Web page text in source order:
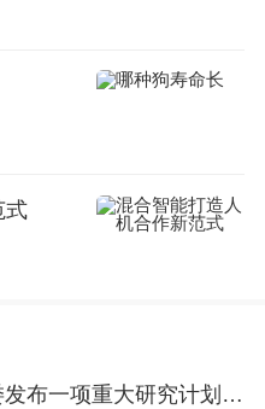
地方和单位政策出台前
一刀切”、“急转弯”，政
地方和单位内卷式招
但以各种借口拖延不予
式
不超过200万元/项，基金委发布一项重大研究计划项目指南